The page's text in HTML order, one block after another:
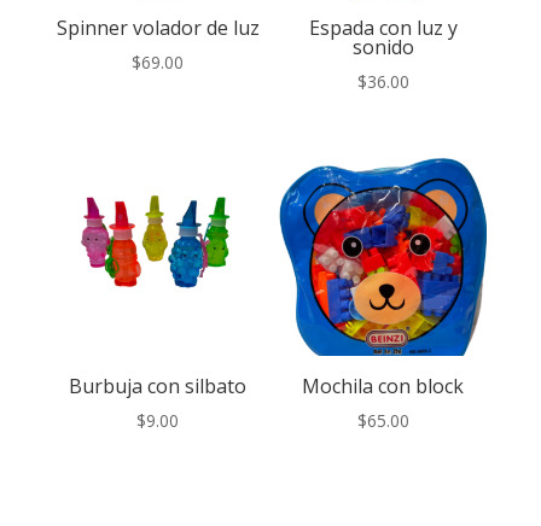
Spinner volador de luz
$69.00
Espada con luz y
sonido
$36.00
Burbuja con silbato
$9.00
Mochila con block
$65.00